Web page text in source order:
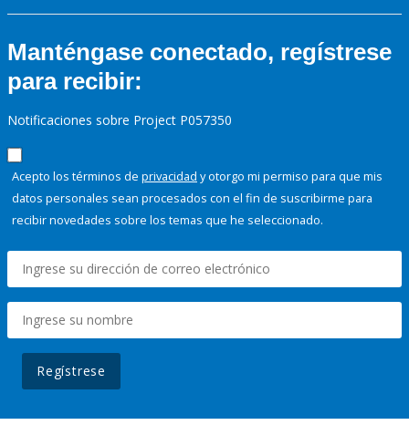
Manténgase conectado, regístrese
para recibir:
Notificaciones sobre Project P057350
Acepto los términos de privacidad y otorgo mi permiso para que mis
datos personales sean procesados con el fin de suscribirme para
recibir novedades sobre los temas que he seleccionado.
Regístrese